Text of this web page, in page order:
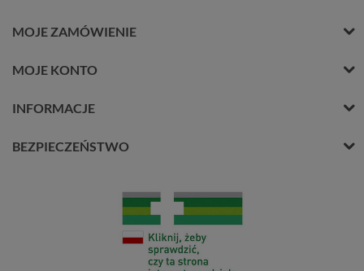
MOJE ZAMÓWIENIE
MOJE KONTO
INFORMACJE
BEZPIECZEŃSTWO